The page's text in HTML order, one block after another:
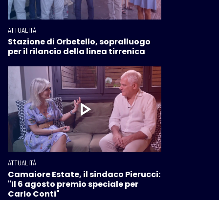
ATTUALITÀ
Stazione di Orbetello, sopralluogo
per il rilancio della linea tirrenica
ATTUALITÀ
Camaiore Estate, il sindaco Pierucci:
"Il 6 agosto premio speciale per
Carlo Conti"